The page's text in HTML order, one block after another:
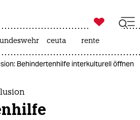
taz zahl ich
zahl ich

taz zahl ich
ceuta rente
Behindertenhilfe interkulturell öffnen